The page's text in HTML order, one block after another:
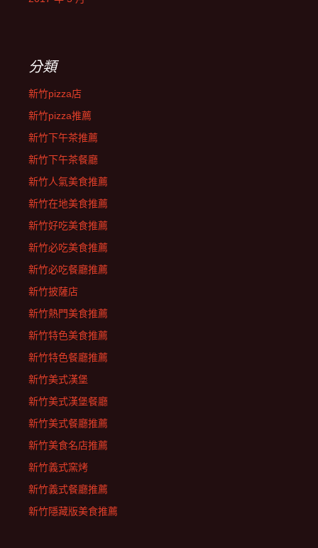
分類
新竹pizza店
新竹pizza推薦
新竹下午茶推薦
新竹下午茶餐廳
新竹人氣美食推薦
新竹在地美食推薦
新竹好吃美食推薦
新竹必吃美食推薦
新竹必吃餐廳推薦
新竹披薩店
新竹熱門美食推薦
新竹特色美食推薦
新竹特色餐廳推薦
新竹美式漢堡
新竹美式漢堡餐廳
新竹美式餐廳推薦
新竹美食名店推薦
新竹義式窯烤
新竹義式餐廳推薦
新竹隱藏版美食推薦